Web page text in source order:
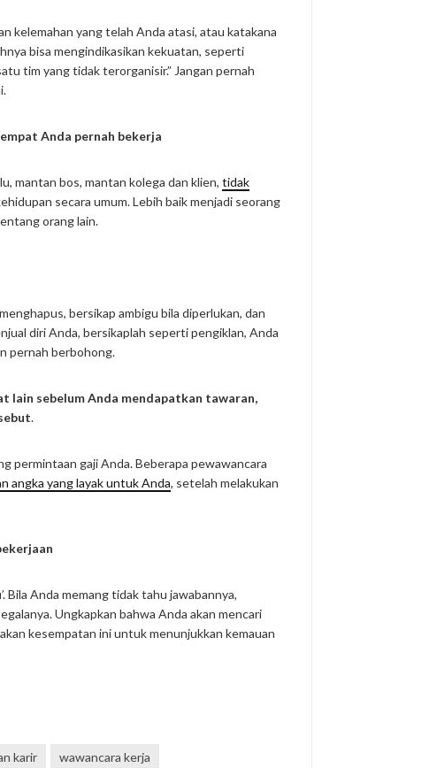
kelemahan yang telah Anda atasi, atau katakana
bisa mengindikasikan kekuatan, seperti
tim yang tidak terorganisir.” Jangan pernah
Anda pernah bekerja
mantan bos, mantan kolega dan klien, tidak
secara umum. Lebih baik menjadi seorang
orang lain.
bersikap ambigu bila diperlukan, dan
diri Anda, bersikaplah seperti pengiklan, Anda
pernah berbohong.
lain sebelum Anda mendapatkan tawaran,
.
permintaan gaji Anda. Beberapa pewawancara
angka yang layak untuk Anda, setelah melakukan
Bila Anda memang tidak tahu jawabannya,
Ungkapkan bahwa Anda akan mencari
kesempatan ini untuk menunjukkan kemauan
karir wawancara kerja